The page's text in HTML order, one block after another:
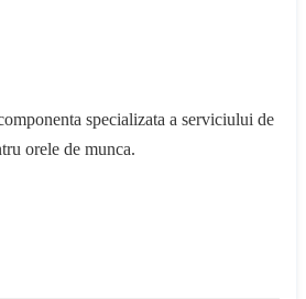
specializata a serviciului de
orele de munca.